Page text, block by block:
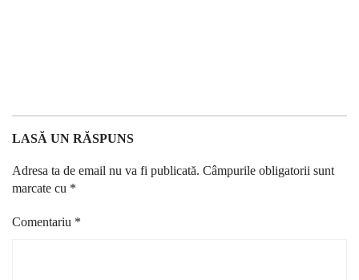
LASĂ UN RĂSPUNS
Adresa ta de email nu va fi publicată. Câmpurile obligatorii sunt
marcate cu *
Comentariu *